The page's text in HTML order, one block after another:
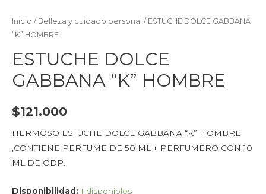
Inicio / Belleza y cuidado personal / ESTUCHE DOLCE GABBANA
“K” HOMBRE
ESTUCHE DOLCE
GABBANA “K” HOMBRE
$121.000
HERMOSO ESTUCHE DOLCE GABBANA “K” HOMBRE
,CONTIENE PERFUME DE 50 ML + PERFUMERO CON 10
ML DE ODP.
Disponibilidad: 1 disponibles